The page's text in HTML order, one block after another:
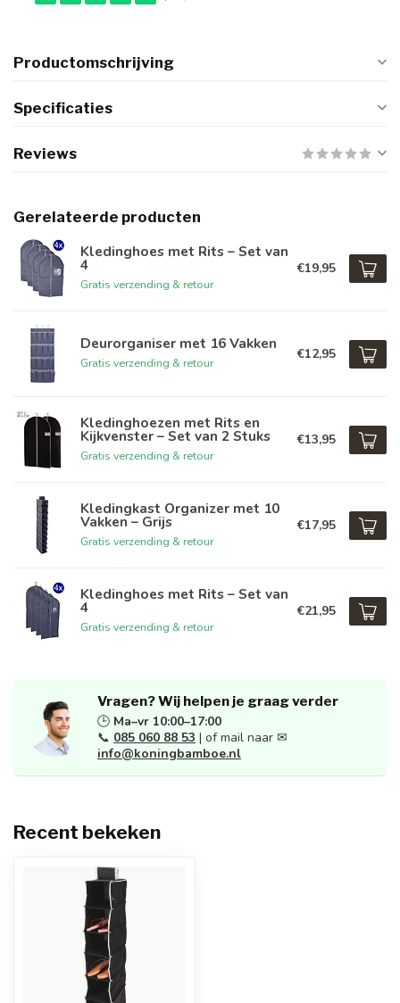
Productomschrijving
Specificaties
Reviews
Gerelateerde producten
Kledinghoes met Rits – Set van
4
Gratis verzending & retour
€19,95
Deurorganiser met 16 Vakken
Gratis verzending & retour
€12,95
Kledinghoezen met Rits en
Kijkvenster – Set van 2 Stuks
Gratis verzending & retour
€13,95
Kledingkast Organizer met 10
Vakken – Grijs
Gratis verzending & retour
€17,95
Kledinghoes met Rits – Set van
4
Gratis verzending & retour
€21,95
Vragen? Wij helpen je graag verder
🕒 Ma–vr 10:00–17:00
📞 085 060 88 53 | of mail naar ✉
info@koningbamboe.nl
Recent bekeken